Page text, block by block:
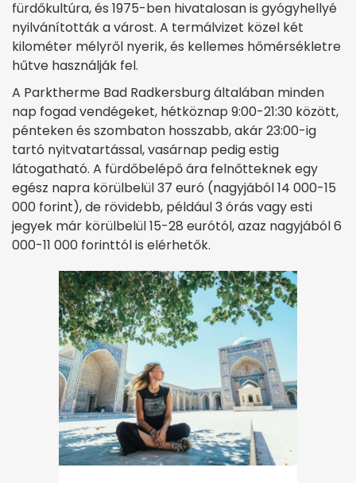
fürdőkultúra, és 1975-ben hivatalosan is gyógyhellyé
nyilvánították a várost. A termálvizet közel két
kilométer mélyről nyerik, és kellemes hőmérsékletre
hűtve használják fel.
A Parktherme Bad Radkersburg általában minden
nap fogad vendégeket, hétköznap 9:00-21:30 között,
pénteken és szombaton hosszabb, akár 23:00-ig
tartó nyitvatartással, vasárnap pedig estig
látogatható. A fürdőbelépő ára felnőtteknek egy
egész napra körülbelül 37 euró (nagyjából 14 000-15
000 forint), de rövidebb, például 3 órás vagy esti
jegyek már körülbelül 15-28 eurótól, azaz nagyjából 6
000-11 000 forinttól is elérhetők.